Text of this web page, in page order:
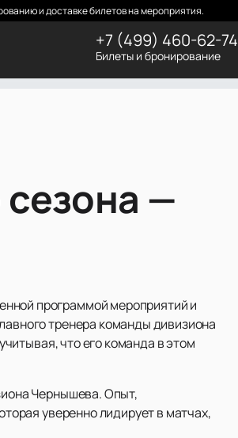
и доставке билетов на мероприятия.
+7 (499) 460-62-74
Билеты и бронирование
—
программой мероприятий и
тренера команды дивизиона
что его команда в этом
Чернышева. Опыт,
уверенно лидирует в матчах,